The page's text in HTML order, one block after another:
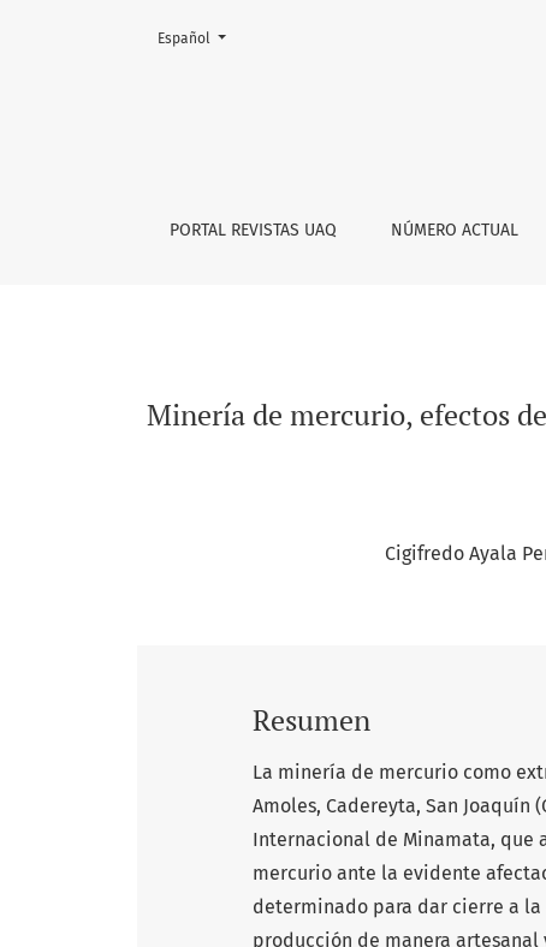
Minería de mercurio, efectos del convenio
PORTAL REVISTAS UAQ NÚMERO ACTUAL
Cambiar el idioma. El actual es:
Español
Minería de mercurio, efectos
Cigifredo Ayala
Resumen
La minería de mercurio como
Amoles, Cadereyta, San
Internacional de Minamata, que
mercurio ante la evidente
determinado para dar cierre a
producción de manera artesanal